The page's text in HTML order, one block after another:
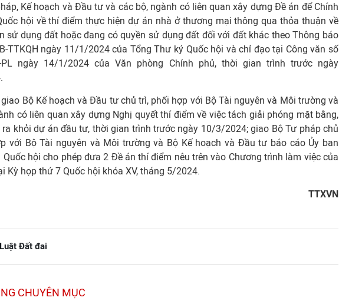
Kế hoạch và Đầu tư và các bộ, ngành có liên quan xây dựng Đề án để Chính
hội về thí điểm thực hiện dự án nhà ở thương mại thông qua thỏa thuận về
sử dụng đất hoặc đang có quyền sử dụng đất đối với đất khác theo Thông báo
TTKQH ngày 11/1/2024 của Tổng Thư ký Quốc hội và chỉ đạo tại Công văn số
PL ngày 14/1/2024 của Văn phòng Chính phủ, thời gian trình trước ngày
Bộ Kế hoạch và Đầu tư chủ trì, phối hợp với Bộ Tài nguyên và Môi trường và
có liên quan xây dựng Nghị quyết thí điểm về việc tách giải phóng mặt bằng,
khỏi dự án đầu tư, thời gian trình trước ngày 10/3/2024; giao Bộ Tư pháp chủ
với Bộ Tài nguyên và Môi trường và Bộ Kế hoạch và Đầu tư báo cáo Ủy ban
hội cho phép đưa 2 Đề án thí điểm nêu trên vào Chương trình làm việc của
Kỳ họp thứ 7 Quốc hội khóa XV, tháng 5/2024.
TTXVN
Luật Đất đai
CHUYÊN MỤC